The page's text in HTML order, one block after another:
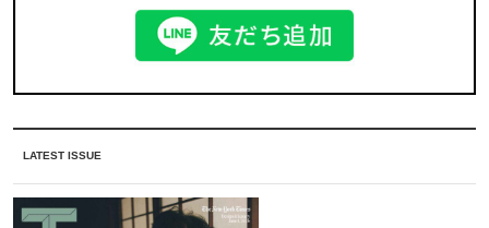
LATEST ISSUE